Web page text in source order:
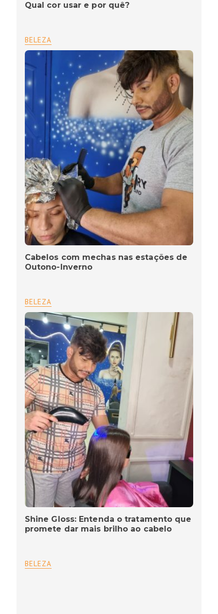
Qual cor usar e por quê?
BELEZA
Cabelos com mechas nas estações de
Outono-Inverno
BELEZA
Shine Gloss: Entenda o tratamento que
promete dar mais brilho ao cabelo
BELEZA